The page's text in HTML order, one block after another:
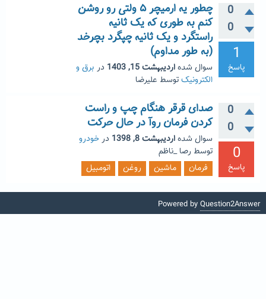
0
0
1
پاسخ
چطور یه ارمیچر ۵ ولتی رو روشن
کنم به طوری که یک ثانیه
راستگرد و یک ثانیه چپگرد بچرخد
(به طور مداوم)
سوال شدهاردیبهشت 15, 1403 در برق و
الکترونیکتوسط علیرضا
0
0
0
پاسخ
صدای قرقر هنگام چپ و راست
کردن فرمان روآ در حال حرکت
سوال شدهاردیبهشت 8, 1398 درخودرو
توسط رصا _ناظم
فرمان
ماشین روغن اتومبیل
Powered by Question2Answer